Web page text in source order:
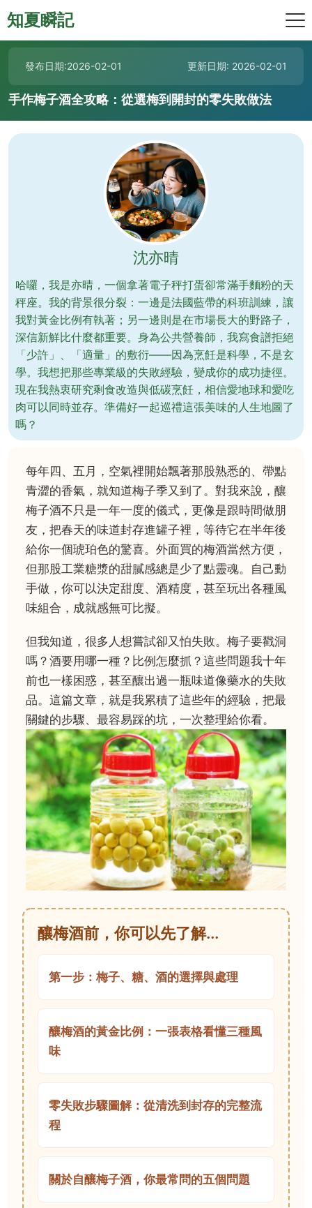
知夏瞬記
發布日期:2026-02-01 更新日期: 2026-02-01
手作梅子酒全攻略：從選梅到開封的零失敗做法
沈亦晴
哈囉，我是亦晴，一個拿著電子秤打蛋卻常滿手麵粉的天
秤座。我的背景很分裂：一邊是法國藍帶的科班訓練，讓
我對黃金比例有執著；另一邊則是在市場長大的野路子，
深信新鮮比什麼都重要。身為公共營養師，我寫食譜拒絕
「少許」、「適量」的敷衍——因為烹飪是科學，不是玄
學。我想把那些專業級的失敗經驗，變成你的成功捷徑。
現在我熱衷研究剩食改造與低碳烹飪，相信愛地球和愛吃
肉可以同時並存。準備好一起巡禮這張美味的人生地圖了
嗎？
每年四、五月，空氣裡開始飄著那股熟悉的、帶點
青澀的香氣，就知道梅子季又到了。對我來說，釀
梅子酒不只是一年一度的儀式，更像是跟時間做朋
友，把春天的味道封存進罐子裡，等待它在半年後
給你一個琥珀色的驚喜。外面買的梅酒當然方便，
但那股工業糖漿的甜膩感總是少了點靈魂。自己動
手做，你可以決定甜度、酒精度，甚至玩出各種風
味組合，成就感無可比擬。
但我知道，很多人想嘗試卻又怕失敗。梅子要戳洞
嗎？酒要用哪一種？比例怎麼抓？這些問題我十年
前也一樣困惑，甚至釀出過一瓶味道像藥水的失敗
品。這篇文章，就是我累積了這些年的經驗，把最
關鍵的步驟、最容易踩的坑，一次整理給你看。
釀梅酒前，你可以先了解...
第一步：梅子、糖、酒的選擇與處理
釀梅酒的黃金比例：一張表格看懂三種風
味
零失敗步驟圖解：從清洗到封存的完整流
程
關於自釀梅子酒，你最常問的五個問題